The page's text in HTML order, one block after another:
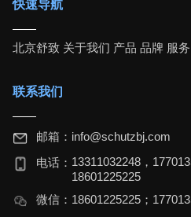
快速导航
北京舒致 关于我们 产品 品牌 服务
联系我们
邮箱： info@schutzbj.com
电话： 13311032248，
18601225225
微信： 18601225225；